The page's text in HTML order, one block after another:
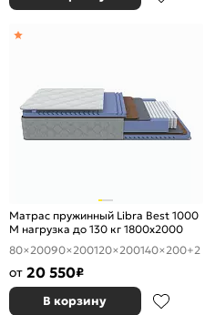
Матрас пружинный Libra Best 1000
M нагрузка до 130 кг 1800x2000
80×20090×200120×200140×200+2
от 20 550₽
В корзину